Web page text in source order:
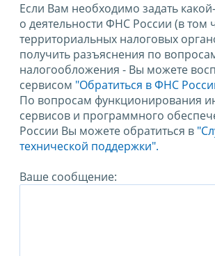
Если Вам необходимо задать
о деятельности ФНС России (в том
территориальных налоговых
получить разъяснения по
налогообложения - Вы можете
сервисом "Обратиться в ФНС
По вопросам функционирования
сервисов и программного
России Вы можете обратиться в
технической поддержки".
Ваше сообщение: